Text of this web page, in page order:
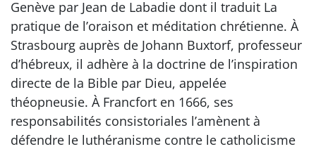
Genève par Jean de Labadie dont il traduit La
pratique de l’oraison et méditation chrétienne. À
Strasbourg auprès de Johann Buxtorf, professeur
d’hébreux, il adhère à la doctrine de l’inspiration
directe de la Bible par Dieu, appelée
théopneusie. À Francfort en 1666, ses
responsabilités consistoriales l’amènent à
défendre le luthéranisme contre le catholicisme